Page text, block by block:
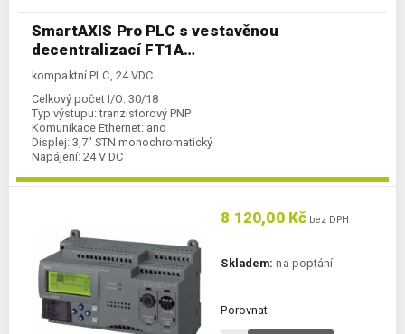
SmartAXIS Pro PLC s vestavěnou
decentralizací FT1A…
kompaktní PLC, 24 VDC
Celkový počet I/O: 30/18
Typ výstupu: tranzistorový PNP
Komunikace Ethernet: ano
Displej: 3,7" STN monochromatický
Napájení: 24 V DC
8 120,00 Kč bez DPH
Skladem: na poptání
Porovnat